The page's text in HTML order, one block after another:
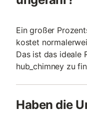
Ein großer
kostet
Das ist das ideale
hub_chimney zu
Haben die